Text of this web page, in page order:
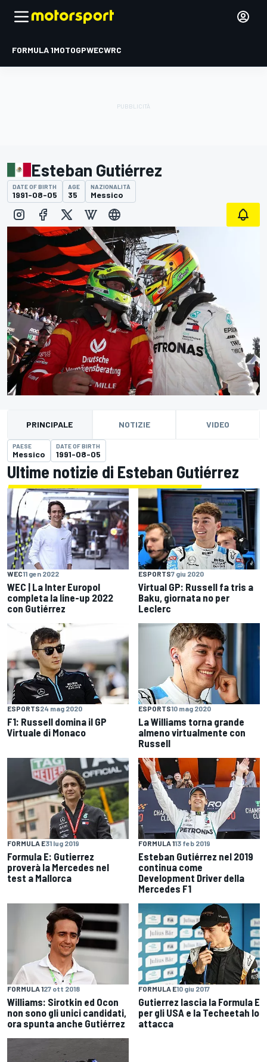
FORMULA 1MOTOGPWECWRC
Esteban Gutiérrez
DATE OF BIRTH
1991-08-05
AGE
35
NAZIONALITÀ
Messico
PRINCIPALE NOTIZIE VIDEO
PAESE
Messico
DATE OF BIRTH
1991-08-05
Ultime notizie di Esteban Gutiérrez
WEC11 gen 2022
WEC | La Inter Europol
completa la line-up 2022
con Gutiérrez
ESPORTS7 giu 2020
Virtual GP: Russell fa tris a
Baku, giornata no per
Leclerc
ESPORTS24 mag 2020
F1: Russell domina il GP
Virtuale di Monaco
ESPORTS10 mag 2020
La Williams torna grande
almeno virtualmente con
Russell
FORMULA E31 lug 2019
Formula E: Gutierrez
proverà la Mercedes nel
test a Mallorca
FORMULA 113 feb 2019
Esteban Gutiérrez nel 2019
continua come
Development Driver della
Mercedes F1
FORMULA 127 ott 2018
Williams: Sirotkin ed Ocon
non sono gli unici candidati,
ora spunta anche Gutiérrez
FORMULA E10 giu 2017
Gutierrez lascia la Formula E
per gli USA e la Techeetah lo
attacca